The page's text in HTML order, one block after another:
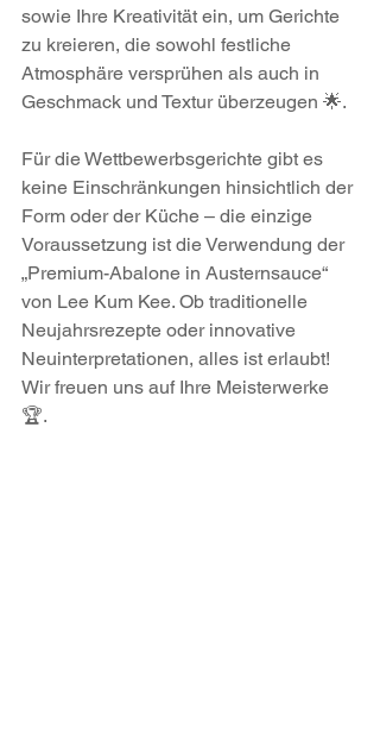
sowie Ihre Kreativität ein, um Gerichte
zu kreieren, die sowohl festliche
Atmosphäre versprühen als auch in
Geschmack und Textur überzeugen 🌟.
Für die Wettbewerbsgerichte gibt es
keine Einschränkungen hinsichtlich der
Form oder der Küche – die einzige
Voraussetzung ist die Verwendung der
„Premium-Abalone in Austernsauce“
von Lee Kum Kee. Ob traditionelle
Neujahrsrezepte oder innovative
Neuinterpretationen, alles ist erlaubt!
Wir freuen uns auf Ihre Meisterwerke
🏆.